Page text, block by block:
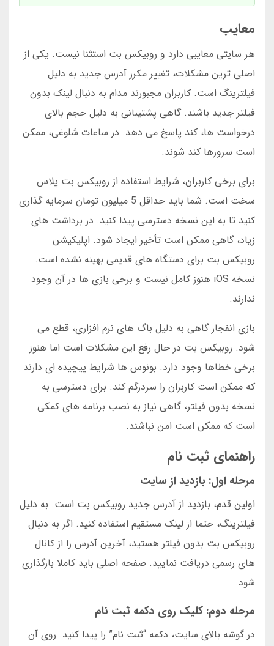
معایب
هر سایتی معایبی دارد و روبیکس بت استثنا نیست. یکی از
اصلی ترین مشکلات، تغییر مکرر آدرس جدید به دلیل
فیلترینگ است. کاربران مجبورند مدام به دنبال لینک بدون
فیلتر جدید باشند. گاهی پشتیبانی به دلیل حجم بالای
درخواست ها، کند پاسخ می دهد. در ساعات شلوغی، ممکن
است سرورها کند شوند.
برای برخی کاربران، شرایط استفاده از روبیکس بت پلاس
سخت است. شما باید حداقل 5 میلیون تومان سرمایه گذاری
کنید تا به این نسخه دسترسی پیدا کنید. در برداشت های
زیاد، گاهی ممکن است تأخیر ایجاد شود. اپلیکیشن
روبیکس بت برای دستگاه های قدیمی بهینه نشده است.
نسخه iOS هنوز کامل نیست و برخی بازی ها در آن وجود
ندارند.
بازی انفجار گاهی به دلیل باگ های نرم افزاری، قطع می
شود. روبیکس بت در حال رفع این مشکلات است اما هنوز
برخی خطاها وجود دارد. بونوس ها شرایط پیچیده ای دارند
که ممکن است کاربران را سردرگم کند. برای دسترسی به
نسخه بدون فیلتر، گاهی نیاز به نصب برنامه های کمکی
است که ممکن است امن نباشند.
راهنمای ثبت نام
مرحله اول: بازدید از سایت
اولین قدم، بازدید از آدرس جدید روبیکس بت است. به دلیل
فیلترینگ، حتما از لینک مستقیم استفاده کنید. اگر به دنبال
روبیکس بت بدون فیلتر هستید، آخرین آدرس را از کانال
های رسمی دریافت نمایید. صفحه اصلی باید کاملا بارگذاری
شود.
مرحله دوم: کلیک روی دکمه ثبت نام
در گوشه بالای سایت، دکمه “ثبت نام” را پیدا کنید. روی آن